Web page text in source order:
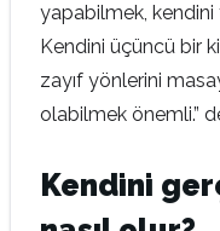
yapabilmek, kendini
Kendini üçüncü bir
zayıf yönlerini
olabilmek önemli.”
Kendini